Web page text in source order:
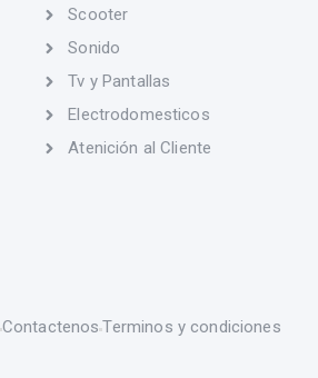
Scooter
Sonido
Tv y Pantallas
Electrodomesticos
Atenición al Cliente
ContactenosTerminos y condiciones